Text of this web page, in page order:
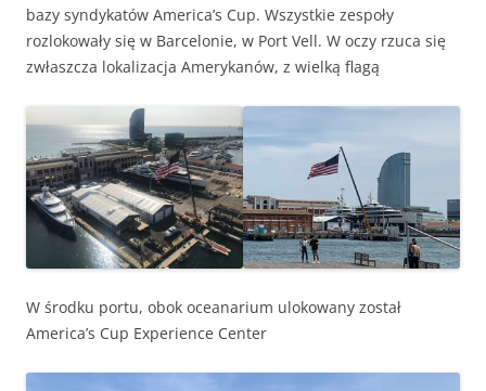
bazy syndykatów America’s Cup. Wszystkie zespoły
rozlokowały się w Barcelonie, w Port Vell. W oczy rzuca się
zwłaszcza lokalizacja Amerykanów, z wielką flagą
W środku portu, obok oceanarium ulokowany został
America’s Cup Experience Center